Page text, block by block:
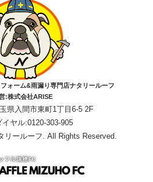
ォーム&雨漏り専門店ナタリールーフ
:株式会社ARISE
県入間市東町1丁目6-5 2F
イヤル:0120-303-905
リールーフ. All Rights Reserved.